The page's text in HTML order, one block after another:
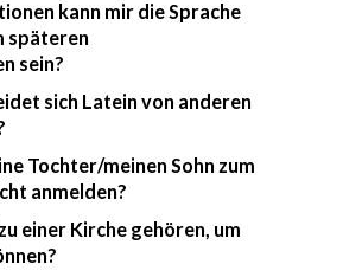
kann mir die Sprache
späteren
sein?
sich Latein von anderen
Tochter/meinen Sohn zum
anmelden?
einer Kirche gehören, um